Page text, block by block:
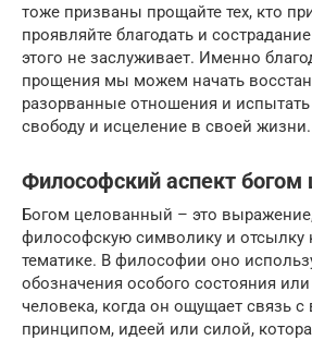
тоже призваны прощайте тех, кто
проявляйте благодать и
этого не заслуживает. Именно
прощения мы можем начать
разорванные отношения и
свободу и исцеление в своей жизни.
Философский аспект богом
Богом целованный – это
философскую символику и отсылку
тематике. В философии оно
обозначения особого состояния
человека, когда он ощущает связь
принципом, идеей или силой,